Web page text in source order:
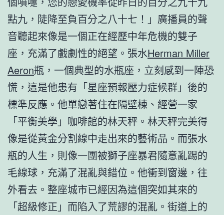
點九，陡降至負百分之八十七！」廣播員的聲
音聽起來像是一個正在經歷中年危機的雙子
座，充滿了戲劇性的絕望。張水Herman Miller
Aeron瓶，一個典型的水瓶座，立刻感到一陣恐
慌，這是他患有「星座預報壓力症候群」後的
標準反應。他單戀著住在隔壁棟、經營一家
「平衡美學」咖啡館的林天秤。林天秤完美得
像是從黃金分割線中走出來的藝術品。而張水
瓶的人生，則像一團被獅子座暴君隨意亂踢的
毛線球，充滿了混亂與錯位。他衝到窗邊，往
外看去。整座城市已經因為這個突如其來的
「超級修正」而陷入了荒謬的混亂。街道上的